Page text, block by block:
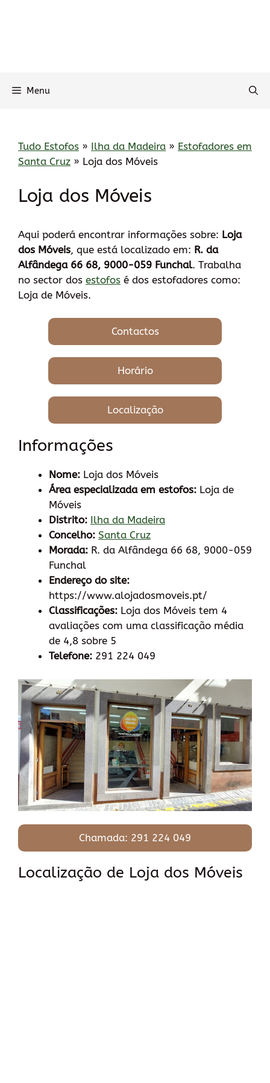
Menu
Tudo Estofos » Ilha da Madeira » Estofadores em
Santa Cruz » Loja dos Móveis
Loja dos Móveis
Aqui poderá encontrar informações sobre: Loja
dos Móveis, que está localizado em: R. da
Alfândega 66 68, 9000-059 Funchal. Trabalha
no sector dos estofos é dos estofadores como:
Loja de Móveis.
Contactos
Horário
Localização
Informações
Nome: Loja dos Móveis
Área especializada em estofos: Loja de
Móveis
Distrito: Ilha da Madeira
Concelho: Santa Cruz
Morada: R. da Alfândega 66 68, 9000-059
Funchal
Endereço do site:
https://www.alojadosmoveis.pt/
Classificações: Loja dos Móveis tem 4
avaliações com uma classificação média
de 4,8 sobre 5
Telefone: 291 224 049
Chamada: 291 224 049
Localização de Loja dos Móveis